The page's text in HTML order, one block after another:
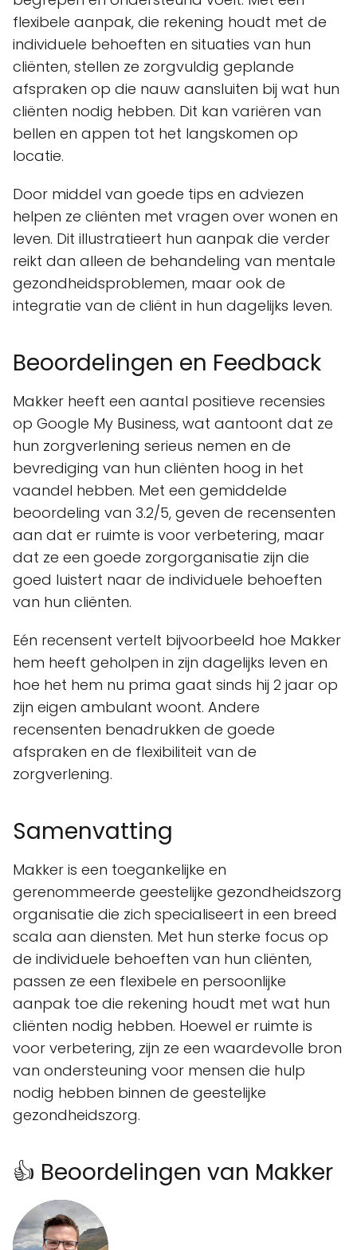
flexibele aanpak, die rekening houdt met de
individuele behoeften en situaties van hun
cliënten, stellen ze zorgvuldig geplande
afspraken op die nauw aansluiten bij wat hun
cliënten nodig hebben. Dit kan variëren van
bellen en appen tot het langskomen op
locatie.
Door middel van goede tips en adviezen
helpen ze cliënten met vragen over wonen en
leven. Dit illustratieert hun aanpak die verder
reikt dan alleen de behandeling van mentale
gezondheidsproblemen, maar ook de
integratie van de cliënt in hun dagelijks leven.
Beoordelingen en Feedback
Makker heeft een aantal positieve recensies
op Google My Business, wat aantoont dat ze
hun zorgverlening serieus nemen en de
bevrediging van hun cliënten hoog in het
vaandel hebben. Met een gemiddelde
beoordeling van 3.2/5, geven de recensenten
aan dat er ruimte is voor verbetering, maar
dat ze een goede zorgorganisatie zijn die
goed luistert naar de individuele behoeften
van hun cliënten.
Eén recensent vertelt bijvoorbeeld hoe Makker
hem heeft geholpen in zijn dagelijks leven en
hoe het hem nu prima gaat sinds hij 2 jaar op
zijn eigen ambulant woont. Andere
recensenten benadrukken de goede
afspraken en de flexibiliteit van de
zorgverlening.
Samenvatting
Makker is een toegankelijke en
gerenommeerde geestelijke gezondheidszorg
organisatie die zich specialiseert in een breed
scala aan diensten. Met hun sterke focus op
de individuele behoeften van hun cliënten,
passen ze een flexibele en persoonlijke
aanpak toe die rekening houdt met wat hun
cliënten nodig hebben. Hoewel er ruimte is
voor verbetering, zijn ze een waardevolle bron
van ondersteuning voor mensen die hulp
nodig hebben binnen de geestelijke
gezondheidszorg.
👍 Beoordelingen van Makker